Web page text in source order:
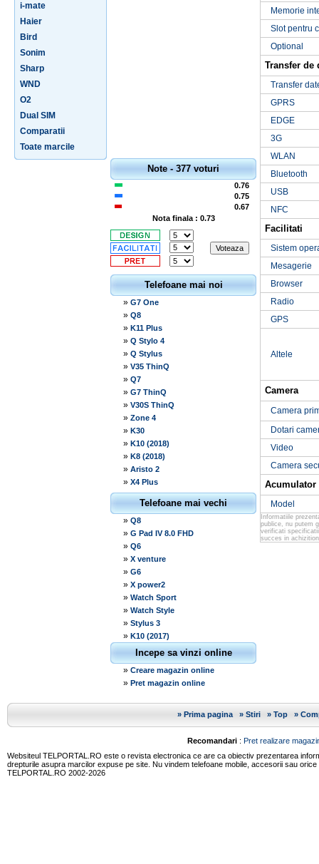
i-mate
Haier
Bird
Sonim
Sharp
WND
O2
Dual SIM
Comparatii
Toate marcile
Note - 377 voturi
0.76
0.75
0.67
Nota finala : 0.73
Telefoane mai noi
» G7 One
» Q8
» K11 Plus
» Q Stylo 4
» Q Stylus
» V35 ThinQ
» Q7
» G7 ThinQ
» V30S ThinQ
» Zone 4
» K30
» K10 (2018)
» K8 (2018)
» Aristo 2
» X4 Plus
Telefoane mai vechi
» Q8
» G Pad IV 8.0 FHD
» Q6
» X venture
» G6
» X power2
» Watch Sport
» Watch Style
» Stylus 3
» K10 (2017)
Incepe sa vinzi online
» Creare magazin online
» Pret magazin online
Memorie
Slot pentru
Optional
Transfer de
Transfer
GPRS
EDGE
3G
WLAN
Bluetooth
USB
NFC
Facilitati
Sistem
Mesagerie
Browser
Radio
GPS
Altele
Camera
Camera
Dotari
Video
Camera
Acumulator
Model
Informatiile
publice, nu putem
verificati
succes in
» Prima pagina» Stiri» Top»
Recomandari : Pret realizare
Websiteul TELPORTAL.RO este o revista electronica ce are ca obiectiv prezentarea
drepturile asupra marcilor expuse pe site. Nu vindem telefoane mobile, accesorii sau
TELPORTAL.RO 2002-2026